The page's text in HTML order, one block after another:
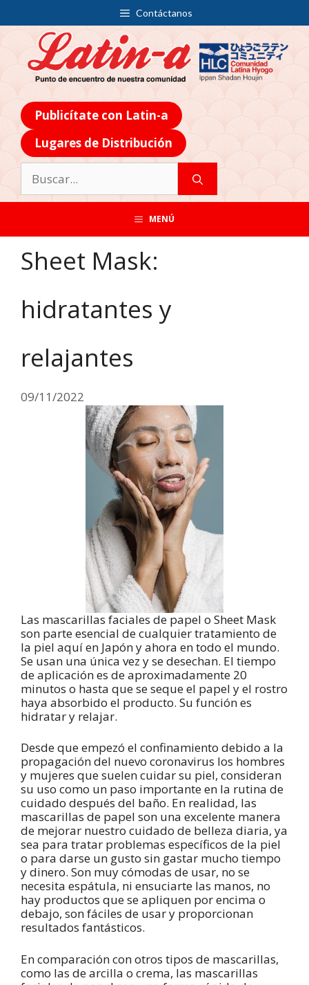
Contáctanos
Publicítate con Latin-a
Lugares de Distribución
MENÚ
Sheet Mask:
hidratantes y
relajantes
09/11/2022
Las mascarillas faciales de papel o Sheet Mask
son parte esencial de cualquier tratamiento de
la piel aquí en Japón y ahora en todo el mundo.
Se usan una única vez y se desechan. El tiempo
de aplicación es de aproximadamente 20
minutos o hasta que se seque el papel y el rostro
haya absorbido el producto. Su función es
hidratar y relajar.
Desde que empezó el confinamiento debido a la
propagación del nuevo coronavirus los hombres
y mujeres que suelen cuidar su piel, consideran
su uso como un paso importante en la rutina de
cuidado después del baño. En realidad, las
mascarillas de papel son una excelente manera
de mejorar nuestro cuidado de belleza diaria, ya
sea para tratar problemas específicos de la piel
o para darse un gusto sin gastar mucho tiempo
y dinero. Son muy cómodas de usar, no se
necesita espátula, ni ensuciarte las manos, no
hay productos que se apliquen por encima o
debajo, son fáciles de usar y proporcionan
resultados fantásticos.
En comparación con otros tipos de mascarillas,
como las de arcilla o crema, las mascarillas